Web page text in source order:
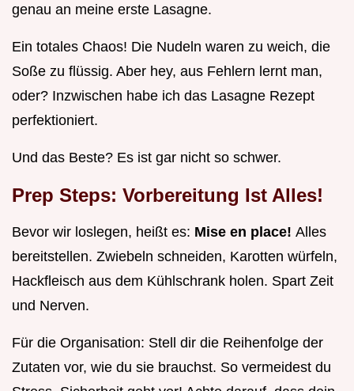
genau an meine erste Lasagne.
Ein totales Chaos! Die Nudeln waren zu weich, die
Soße zu flüssig. Aber hey, aus Fehlern lernt man,
oder? Inzwischen habe ich das Lasagne Rezept
perfektioniert.
Und das Beste? Es ist gar nicht so schwer.
Prep Steps: Vorbereitung Ist Alles!
Bevor wir loslegen, heißt es: Mise en place! Alles
bereitstellen. Zwiebeln schneiden, Karotten würfeln,
Hackfleisch aus dem Kühlschrank holen. Spart Zeit
und Nerven.
Für die Organisation: Stell dir die Reihenfolge der
Zutaten vor, wie du sie brauchst. So vermeidest du